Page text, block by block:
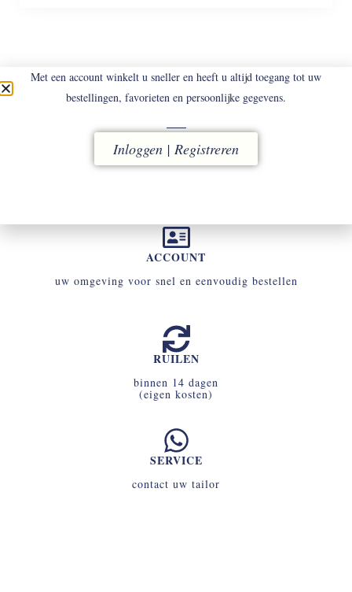
LEVERING
vóór 16.00 uur besteld, direct verzonden
ACCOUNT
uw omgeving voor snel en eenvoudig bestellen
RUILEN
binnen 14 dagen
(eigen kosten)
SERVICE
contact uw tailor
Met een account winkelt u sneller en heeft u altijd toegang tot uw
bestellingen, favorieten en persoonlijke gegevens.
Inloggen | Registreren